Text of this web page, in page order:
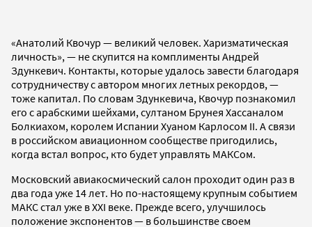
«Анатолий Квочур — великий человек. Харизматическая
личность», — не скупится на комплименты Андрей
Здункевич. Контакты, которые удалось завести благодаря
сотрудничеству с автором многих летных рекордов, —
тоже капитал. По словам Здункевича, Квочур познакомил
его с арабскими шейхами, султаном Брунея Хассаналом
Болкиахом, королем Испании Хуаном Карлосом II. А связи
в российском авиационном сообществе пригодились,
когда встал вопрос, кто будет управлять МАКСом.
Московский авиакосмический салон проходит один раз в
два года уже 14 лет. Но по-настоящему крупным событием
МАКС стал уже в XXI веке. Прежде всего, улучшилось
положение экспонентов — в большинстве своем